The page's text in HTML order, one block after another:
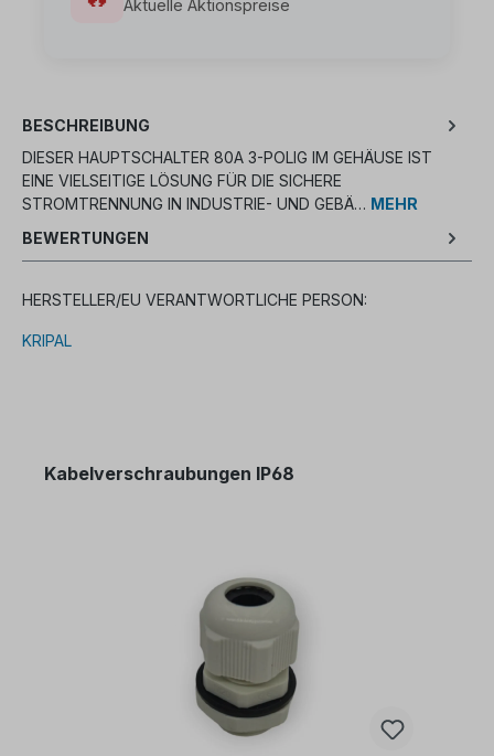
Aktuelle Aktionspreise
BESCHREIBUNG
DIESER HAUPTSCHALTER 80A 3-POLIG IM GEHÄUSE IST
EINE VIELSEITIGE LÖSUNG FÜR DIE SICHERE
STROMTRENNUNG IN INDUSTRIE- UND GEBÄ… MEHR
BEWERTUNGEN
HERSTELLER/EU VERANTWORTLICHE PERSON:
KRIPAL
Kabelverschraubungen IP68